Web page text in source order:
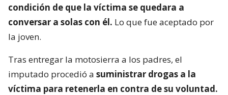
condición de que la víctima se quedara a
conversar a solas con él. Lo que fue aceptado por
la joven.
Tras entregar la motosierra a los padres, el
imputado procedió a suministrar drogas a la
víctima para retenerla en contra de su voluntad.